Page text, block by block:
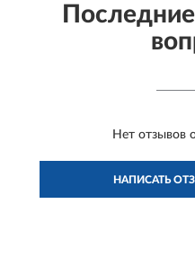
Нет отзывов
НАПИСАТЬ